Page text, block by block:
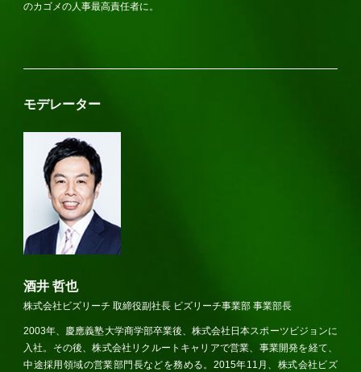
のカゴメの人事最高責任者に。
モデレーター
酒井 哲也
株式会社ビズリーチ 取締役副社長 ビズリーチ事業部 事業部長
2003年、慶應義塾大学商学部卒業後、株式会社日本スポーツビジョンに
入社。その後、株式会社リクルートキャリアで営業、事業開発を経て、
中途採用領域の営業部門長などを務める。2015年11月、株式会社ビズ